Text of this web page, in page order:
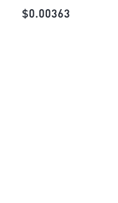
$0.00363